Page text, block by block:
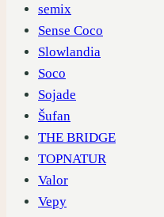
semix
Sense Coco
Slowlandia
Soco
Sojade
Šufan
THE BRIDGE
TOPNATUR
Valor
Vepy